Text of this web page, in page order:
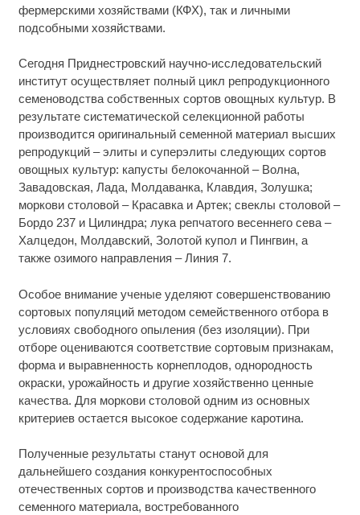
фермерскими хозяйствами (КФХ), так и личными
подсобными хозяйствами.
Сегодня Приднестровский научно-исследовательский
институт осуществляет полный цикл репродукционного
семеноводства собственных сортов овощных культур. В
результате систематической селекционной работы
производится оригинальный семенной материал высших
репродукций – элиты и суперэлиты следующих сортов
овощных культур: капусты белокочанной – Волна,
Завадовская, Лада, Молдаванка, Клавдия, Золушка;
моркови столовой – Красавка и Артек; свеклы столовой –
Бордо 237 и Цилиндра; лука репчатого весеннего сева –
Халцедон, Молдавский, Золотой купол и Пингвин, а
также озимого направления – Линия 7.
Особое внимание ученые уделяют совершенствованию
сортовых популяций методом семейственного отбора в
условиях свободного опыления (без изоляции). При
отборе оцениваются соответствие сортовым признакам,
форма и выравненность корнеплодов, однородность
окраски, урожайность и другие хозяйственно ценные
качества. Для моркови столовой одним из основных
критериев остается высокое содержание каротина.
Полученные результаты станут основой для
дальнейшего создания конкурентоспособных
отечественных сортов и производства качественного
семенного материала, востребованного